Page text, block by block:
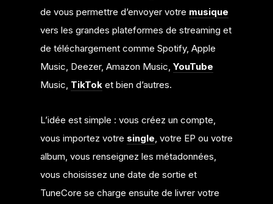
de vous permettre d’envoyer votre musique
vers les grandes plateformes de streaming et
de téléchargement comme Spotify, Apple
Music, Deezer, Amazon Music, YouTube
Music, TikTok et bien d’autres.
L’idée est simple : vous créez un compte,
vous importez votre single, votre EP ou votre
album, vous renseignez les métadonnées,
vous choisissez une date de sortie et
TuneCore se charge ensuite de livrer votre